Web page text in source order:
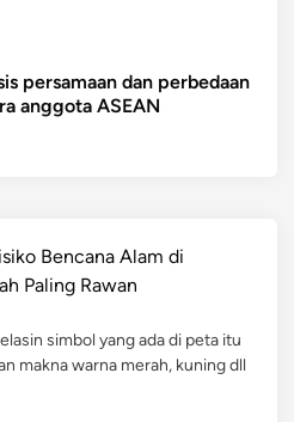
persamaan dan perbedaan
anggota ASEAN
Bencana Alam di
Paling Rawan
simbol yang ada di peta itu
makna warna merah, kuning dll